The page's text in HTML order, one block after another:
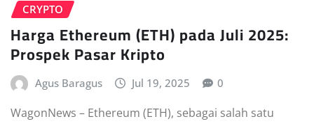
CRYPTO
Harga Ethereum (ETH) pada Juli 2025:
Prospek Pasar Kripto
Agus Baragus Jul 19, 2025 0
WagonNews – Ethereum (ETH), sebagai salah satu